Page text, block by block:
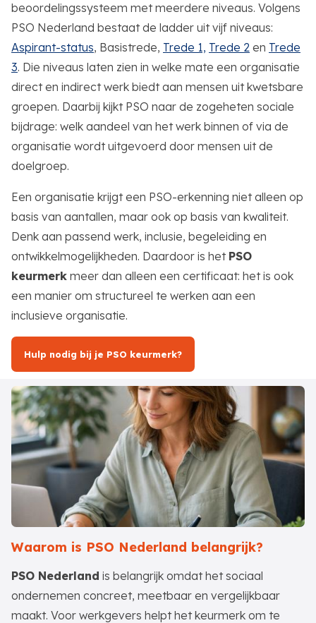
beoordelingssysteem met meerdere niveaus. Volgens
PSO Nederland bestaat de ladder uit vijf niveaus:
Aspirant-status, Basistrede, Trede 1, Trede 2 en Trede
3. Die niveaus laten zien in welke mate een organisatie
direct en indirect werk biedt aan mensen uit kwetsbare
groepen. Daarbij kijkt PSO naar de zogeheten sociale
bijdrage: welk aandeel van het werk binnen of via de
organisatie wordt uitgevoerd door mensen uit de
doelgroep.
Een organisatie krijgt een PSO-erkenning niet alleen op
basis van aantallen, maar ook op basis van kwaliteit.
Denk aan passend werk, inclusie, begeleiding en
ontwikkelmogelijkheden. Daardoor is het PSO
keurmerk meer dan alleen een certificaat: het is ook
een manier om structureel te werken aan een
inclusieve organisatie.
Hulp nodig bij je PSO keurmerk?
Waarom is PSO Nederland belangrijk?
PSO Nederland is belangrijk omdat het sociaal
ondernemen concreet, meetbaar en vergelijkbaar
maakt. Voor werkgevers helpt het keurmerk om te